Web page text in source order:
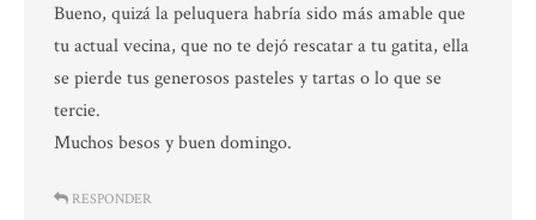
Bueno, quizá la peluquera habría sido más amable que
tu actual vecina, que no te dejó rescatar a tu gatita, ella
se pierde tus generosos pasteles y tartas o lo que se
tercie.
Muchos besos y buen domingo.
RESPONDER